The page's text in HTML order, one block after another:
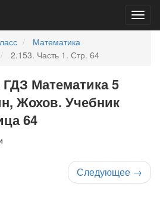
Математика
2.153. Часть 1. Стр. 64
Математика 5
Жохов. Учебник
64
Следующее →